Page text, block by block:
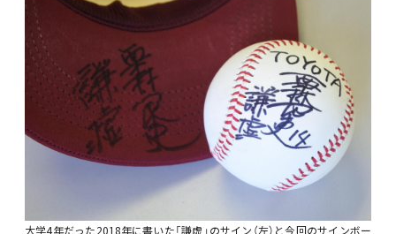
大学4年だった2018年に書いた「謙虚」のサイン（左）と今回のサインボー